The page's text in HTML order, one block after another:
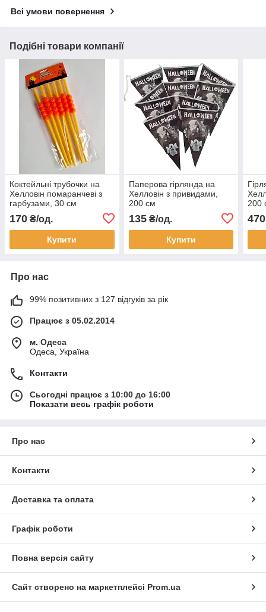
Всі умови повернення
Подібні товари компанії
Коктейльні трубочки на
Хелловін помаранчеві з
гарбузами, 30 см
170 ₴/од.
Купити
Паперова гірлянда на
Хелловін з привидами,
200 см
135₴/од.
Купити
200
470
Про нас
99% позитивних з 127 відгуків за рік
Працює з 05.02.2014
м. Одеса
Одеса, Україна
Контакти
Сьогодні працює з 10:00 до 16:00
Показати весь графік роботи
Про нас
Контакти
Доставка та оплата
Графік роботи
Повна версія сайту
Сайт створено на маркетплейсі Prom.ua